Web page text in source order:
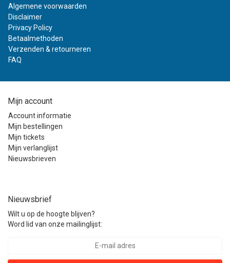
Algemene voorwaarden
Disclaimer
Privacy Policy
Betaalmethoden
Verzenden & retourneren
FAQ
Mijn account
Account informatie
Mijn bestellingen
Mijn tickets
Mijn verlanglijst
Nieuwsbrieven
Nieuwsbrief
Wilt u op de hoogte blijven?
Word lid van onze mailinglijst: